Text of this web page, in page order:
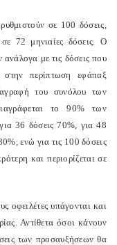
σε 100 δόσεις,
σε 72 μηνιαίες δόσεις. Ο
με τις δόσεις που
στην περίπτωση εφάπαξ
του συνόλου των
το 90% των
36 δόσεις 70%, για 48
ενώ για τις 100 δόσεις
και περιορίζεται σε
οφειλέτες υπάγονται και
Αντίθετα όσοι κάνουν
των προσαυξήσεων θα